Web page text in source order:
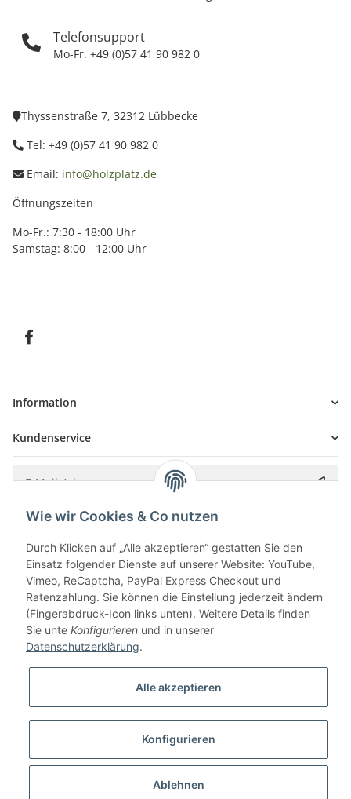
Telefonsupport
Mo-Fr. +49 (0)57 41 90 982 0
Thyssenstraße 7, 32312 Lübbecke
Tel: +49 (0)57 41 90 982 0
Email: info@holzplatz.de
Öffnungszeiten
Mo-Fr.: 7:30 - 18:00 Uhr
Samstag: 8:00 - 12:00 Uhr
Information
Kundenservice
Bitte senden Sie mir entsprechend IhrerDatenschutzerklärung
* Alle Preise inkl. gesetzlicher USt., zzgl.
Besucherzähler: 5846764
UmsetzungVlarom E-Commerce Agentur| Powered byJTL-Shop|
CLEARIX JTL-Shop Template
Wie wir Cookies & Co nutzen
Durch Klicken auf „Alle akzeptieren“ gestatten Sie den
Einsatz folgender Dienste auf unserer Website: YouTube,
Vimeo, ReCaptcha, PayPal Express Checkout und
Ratenzahlung. Sie können die Einstellung jederzeit ändern
(Fingerabdruck-Icon links unten). Weitere Details finden
Sie unte Konfigurieren und in unserer
Datenschutzerklärung.
Alle akzeptieren
Konfigurieren
Ablehnen